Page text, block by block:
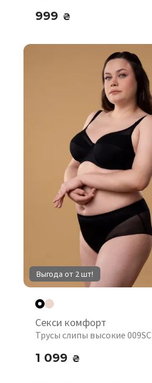
999 ₴
Выгода от 2 шт!
Секси комфорт
Трусы слипы высокие 009SC
1 099 ₴